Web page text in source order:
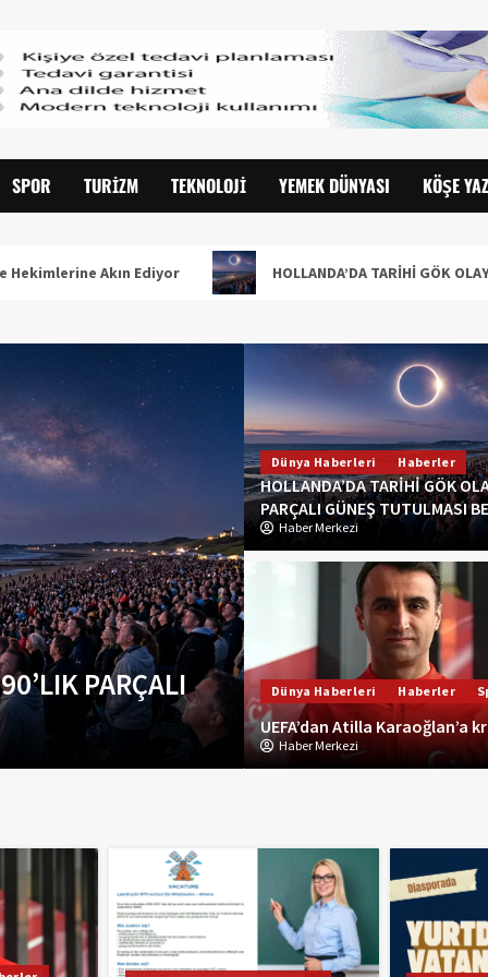
SPOR TURIZM TEKNOLOJI YEMEK DÜNYASI KÖŞE
Ediyor HOLLANDA’DA TARİHİ GÖK OLAYI: %90’LIK
Dünya Haberleri Haberler
HOLLANDA’DA TARİHİ GÖK
PARÇALI GÜNEŞ TUTULMASI
Haber Merkezi
Dünya Haberleri Haberler
UEFA’dan Atilla Karaoğlan’a
Haber Merkezi
10 Günlük
Dünya Haberleri Haberler
UEFA’dan Atilla
Haber Merkezi